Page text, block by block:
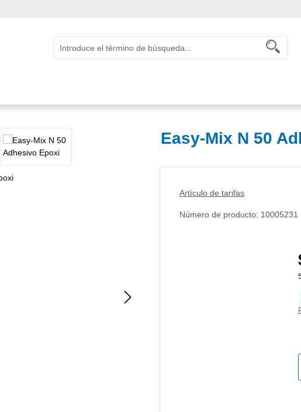
Easy-Mix N 50
Artículo de tarifas
Número de producto: 10005231